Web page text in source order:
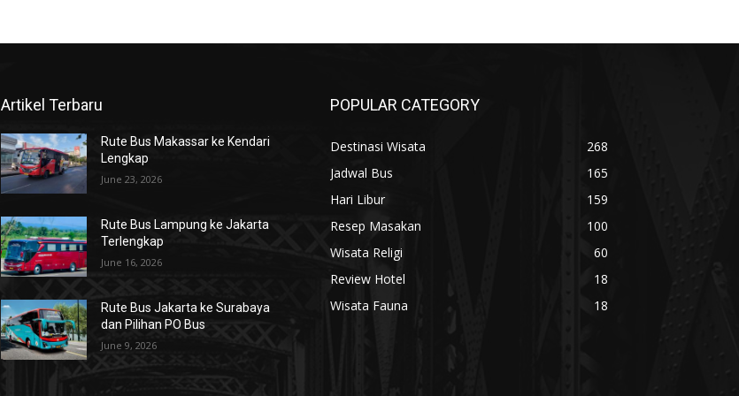
Artikel Terbaru
Rute Bus Makassar ke Kendari
Lengkap
June 23, 2026
Rute Bus Lampung ke Jakarta
Terlengkap
June 16, 2026
Rute Bus Jakarta ke Surabaya
dan Pilihan PO Bus
June 9, 2026
POPULAR CATEGORY
Destinasi Wisata
268
Jadwal Bus
165
Hari Libur
159
Resep Masakan
100
Wisata Religi
60
Review Hotel
18
Wisata Fauna
18